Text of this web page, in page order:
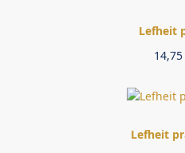
Lefheit
14,75
Lefheit